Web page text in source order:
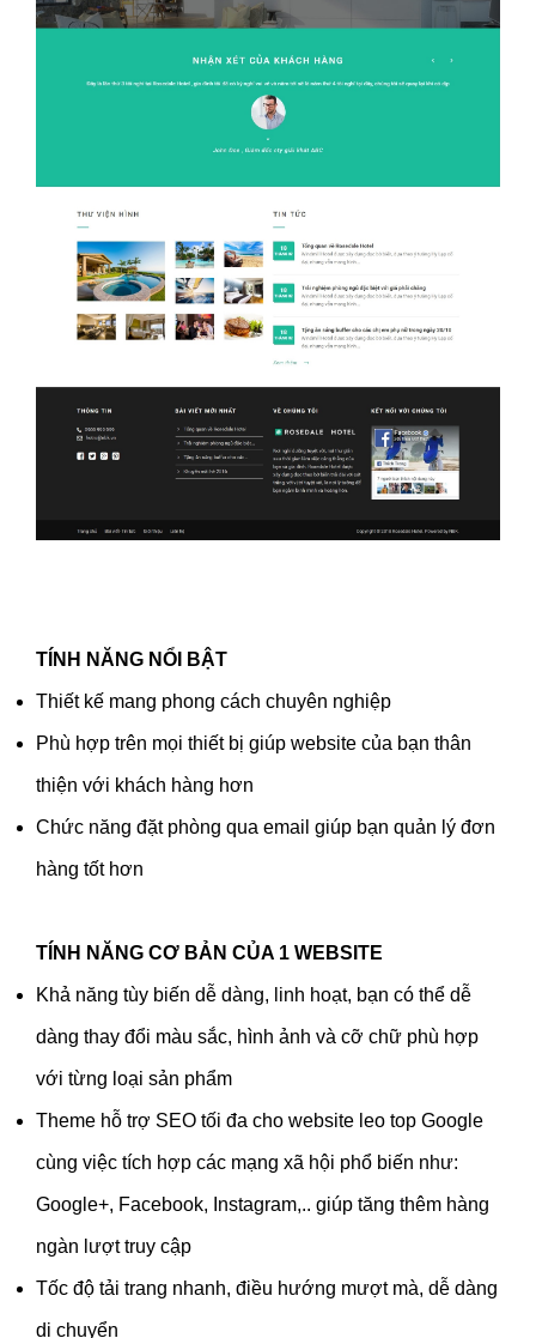
TÍNH NĂNG NỔI BẬT
Thiết kế mang phong cách chuyên nghiệp
Phù hợp trên mọi thiết bị giúp website của bạn thân
thiện với khách hàng hơn
Chức năng đặt phòng qua email giúp bạn quản lý đơn
hàng tốt hơn
TÍNH NĂNG CƠ BẢN CỦA 1 WEBSITE
Khả năng tùy biến dễ dàng, linh hoạt, bạn có thể dễ
dàng thay đổi màu sắc, hình ảnh và cỡ chữ phù hợp
với từng loại sản phẩm
Theme hỗ trợ SEO tối đa cho website leo top Google
cùng việc tích hợp các mạng xã hội phổ biến như:
Google+, Facebook, Instagram,.. giúp tăng thêm hàng
ngàn lượt truy cập
Tốc độ tải trang nhanh, điều hướng mượt mà, dễ dàng
di chuyển